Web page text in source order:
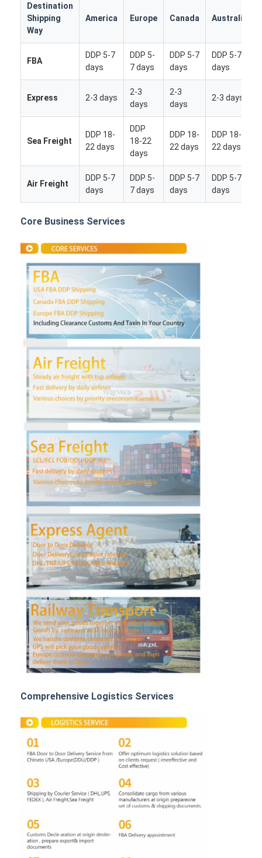
Dom
Produkty
O nas
Wycieczka po fabryce
Kontrola jakości
Skontaktuj się z nami
Rozmawiaj teraz.
Spedycja Międzynarodowa
Spedycja lotnicza
Fracht morski
Dostawa DDP z Chin
ekspresowa WYSYŁKA
Transport kolejowy
Wyślij do Amazonu
Transport ciężarowy
Destination
Shipping
Way
America Europe Canada Australia
FBA
DDP 5-7
days
DDP 5-
7 days
DDP 5-7
days
DDP 5-7
days
Express 2-3 days
2-3
days
2-3
days
2-3 days
Sea Freight
DDP 18-
22 days
DDP
18-22
days
DDP 18-
22 days
DDP 18-
22 days
Air Freight
DDP 5-7
days
DDP 5-
7 days
DDP 5-7
days
DDP 5-7
days
Core Business Services
Comprehensive Logistics Services